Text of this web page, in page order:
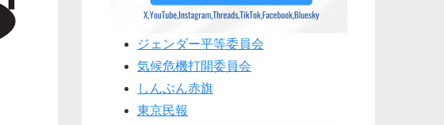
ジェンダー平等委員会
気候危機打開委員会
しんぶん赤旗
東京民報